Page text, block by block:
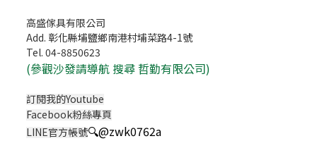
高盛傢具有限公司
Add. 彰化縣埔鹽鄉南港村埔菜路4-1號
Tel. 04-8850623
(參觀沙發請導航 搜尋 哲勤有限公司)
訂閱我的Youtube
Facebook粉絲專頁
LINE官方帳號🔍@zwk0762a